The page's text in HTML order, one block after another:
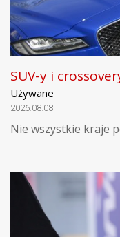
SUV-y i
Używane
2026.08.08
Nie wszystkie kraje